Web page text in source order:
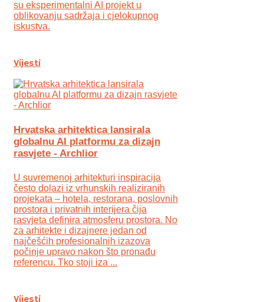
su eksperimentalni AI projekt u
oblikovanju sadržaja i cjelokupnog
iskustva.
Vijesti
Hrvatska arhitektica lansirala
globalnu AI platformu za dizajn
rasvjete - Archlior
U suvremenoj arhitekturi inspiracija
često dolazi iz vrhunskih realiziranih
projekata – hotela, restorana, poslovnih
prostora i privatnih interijera čija
rasvjeta definira atmosferu prostora. No
za arhitekte i dizajnere jedan od
najčešćih profesionalnih izazova
počinje upravo nakon što pronađu
referencu. Tko stoji iza ...